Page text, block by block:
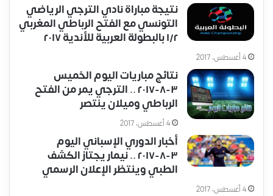
نتيجة مباراة نادي الترجي الرياضي
التونسي مع الفتح الرباطي المغربي
١/٢ بالبطولة العربية للأندية ٢٠١٧
4 أغسطس، 2017
نتائج مباريات اليوم الخميس
٣-٨-٢٠١٧ .. الترجي يمر من الفتح
الرباطي وميلان ينتصر
4 أغسطس، 2017
أخبار الدوري الإسباني اليوم
٣-٨-٢٠١٧ .. نيمار يجتاز الكشف
الطبي وينتظر الإعلان الرسمي
4 أغسطس، 2017